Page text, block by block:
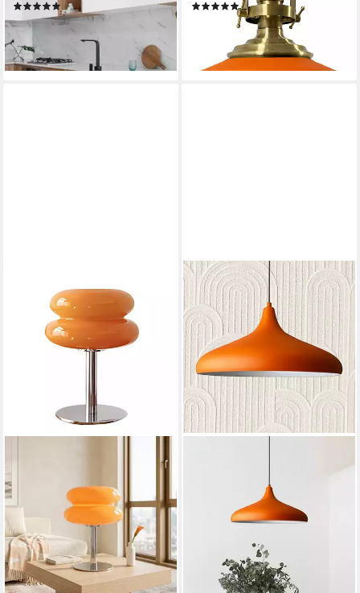
(16)
49,20 €
lieferbar - in 3-4 Werktagen bei dir
(16)
lieferbar - in 3-4 Werktagen bei dir
+5